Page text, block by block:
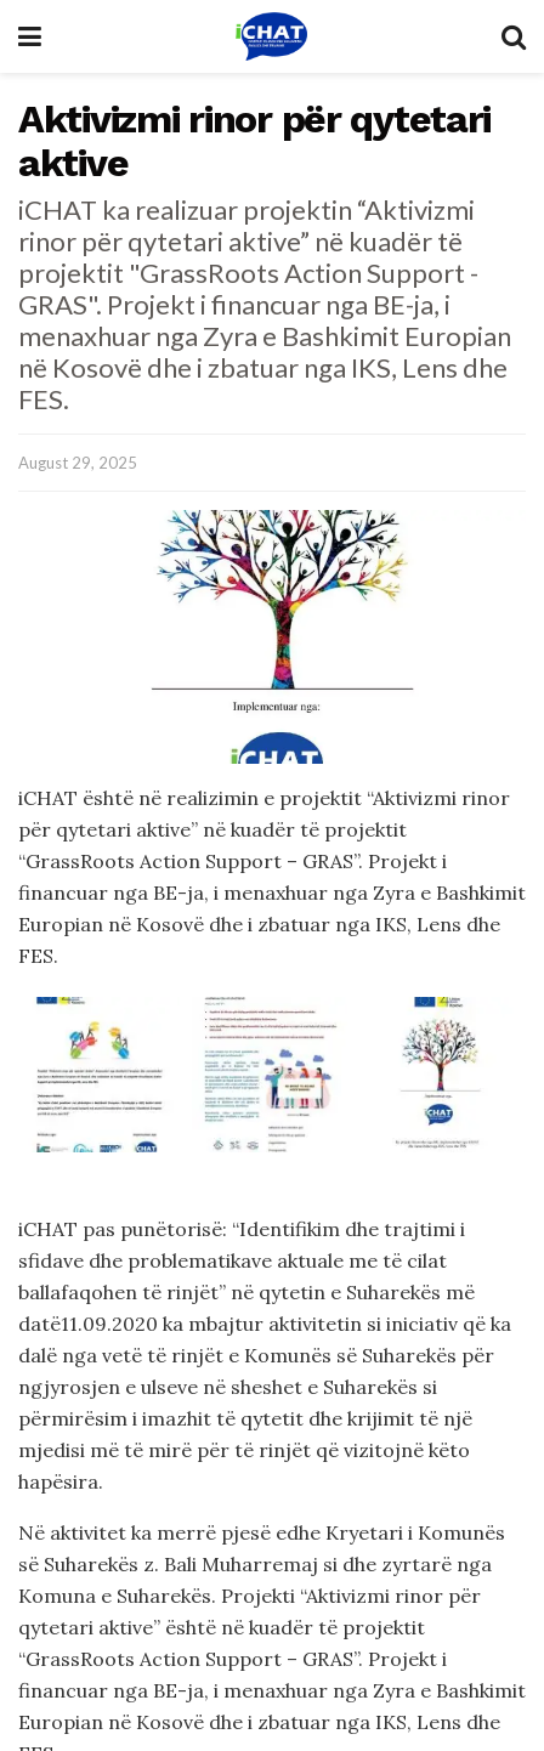
Aktivizmi rinor për qytetari
aktive
iCHAT ka realizuar projektin “Aktivizmi
rinor për qytetari aktive” në kuadër të
projektit "GrassRoots Action Support -
GRAS". Projekt i financuar nga BE-ja, i
menaxhuar nga Zyra e Bashkimit Europian
në Kosovë dhe i zbatuar nga IKS, Lens dhe
FES.
August 29, 2025
iCHAT është në realizimin e projektit “Aktivizmi rinor
për qytetari aktive” në kuadër të projektit
“GrassRoots Action Support – GRAS”. Projekt i
financuar nga BE-ja, i menaxhuar nga Zyra e Bashkimit
Europian në Kosovë dhe i zbatuar nga IKS, Lens dhe
FES.
iCHAT pas punëtorisë: “Identifikim dhe trajtimi i
sfidave dhe problematikave aktuale me të cilat
ballafaqohen të rinjët” në qytetin e Suharekës më
datë11.09.2020 ka mbajtur aktivitetin si iniciativ që ka
dalë nga vetë të rinjët e Komunës së Suharekës për
ngjyrosjen e ulseve në sheshet e Suharekës si
përmirësim i imazhit të qytetit dhe krijimit të një
mjedisi më të mirë për të rinjët që vizitojnë këto
hapësira.
Në aktivitet ka merrë pjesë edhe Kryetari i Komunës
së Suharekës z. Bali Muharremaj si dhe zyrtarë nga
Komuna e Suharekës. Projekti “Aktivizmi rinor për
qytetari aktive” është në kuadër të projektit
“GrassRoots Action Support – GRAS”. Projekt i
financuar nga BE-ja, i menaxhuar nga Zyra e Bashkimit
Europian në Kosovë dhe i zbatuar nga IKS, Lens dhe